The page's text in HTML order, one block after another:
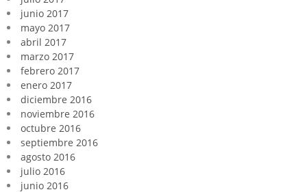
junio 2017
mayo 2017
abril 2017
marzo 2017
febrero 2017
enero 2017
diciembre 2016
noviembre 2016
octubre 2016
septiembre 2016
agosto 2016
julio 2016
junio 2016